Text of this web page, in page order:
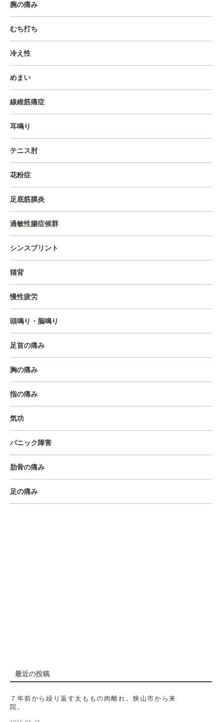
腕の痛み
むち打ち
冷え性
めまい
線維筋痛症
耳鳴り
テニス肘
花粉症
足底筋膜炎
過敏性腸症候群
シンスプリント
猫背
慢性疲労
頭鳴り・脳鳴り
足首の痛み
胸の痛み
指の痛み
気功
パニック障害
肋骨の痛み
足の痛み
最近の投稿
７年前から繰り返す太ももの肉離れ。狭山市から来
院。